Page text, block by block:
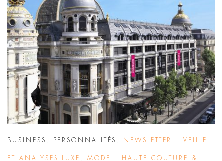
BUSINESS PERSONNALITÉS NEWSLETTER – VEILLE
ET ANALYSES LUXE MODE – HAUTE COUTURE &